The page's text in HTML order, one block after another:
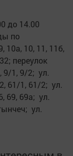
до 14.00
по
10а, 10, 11, 11б,
пepeулoк
9/1, 9/2; ул.
61/1, 61/2; ул.
69, 69а; ул.
ул.